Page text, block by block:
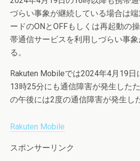
づらい事象が継続している場合は
ードのONとOFFもしくは再起動の
帯通信サービスを利用しづらい事
る。
Rakuten Mobileでは2024年4月19日
13時25分にも通信障害が発生した
の午後には2度の通信障害が発生し
Rakuten Mobile
スポンサーリンク